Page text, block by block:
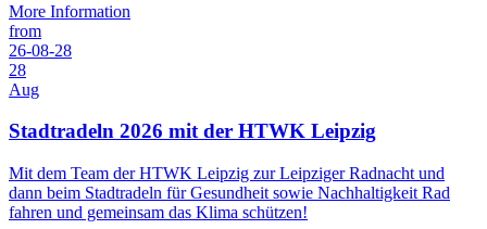
More Information
from
26-08-28
28
Aug
Stadtradeln 2026 mit der HTWK Leipzig
Mit dem Team der HTWK Leipzig zur Leipziger Radnacht und
dann beim Stadtradeln für Gesundheit sowie Nachhaltigkeit Rad
fahren und gemeinsam das Klima schützen!